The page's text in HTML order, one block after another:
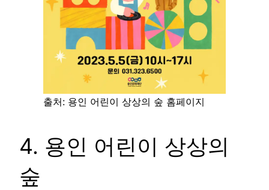
출처: 용인 어린이 상상의 숲 홈페이지
4. 용인 어린이 상상의
숲